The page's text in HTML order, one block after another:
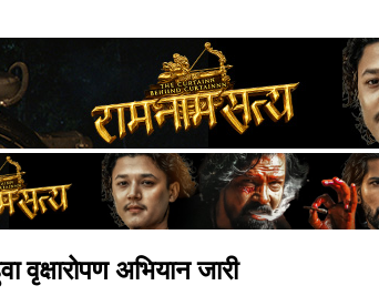
अभियान जारी